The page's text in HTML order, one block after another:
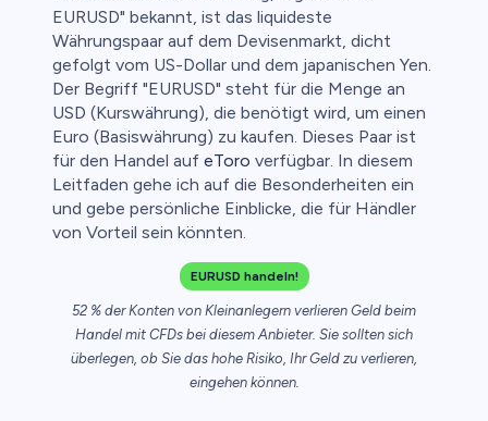
EURUSD" bekannt, ist das liquideste
Währungspaar auf dem Devisenmarkt, dicht
gefolgt vom US-Dollar und dem japanischen Yen.
Der Begriff "EURUSD" steht für die Menge an
USD (Kurswährung), die benötigt wird, um einen
Euro (Basiswährung) zu kaufen. Dieses Paar ist
für den Handel auf eToro verfügbar. In diesem
Leitfaden gehe ich auf die Besonderheiten ein
und gebe persönliche Einblicke, die für Händler
von Vorteil sein könnten.
EURUSD handeln!
52 % der Konten von Kleinanlegern verlieren Geld beim
Handel mit CFDs bei diesem Anbieter. Sie sollten sich
überlegen, ob Sie das hohe Risiko, Ihr Geld zu verlieren,
eingehen können.